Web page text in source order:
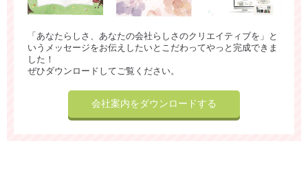
「あなたらしさ、あなたの会社らしさのクリエイティブを」と
いうメッセージをお伝えしたいとこだわってやっと完成できま
した！
ぜひダウンロードしてご覧ください。
会社案内をダウンロードする